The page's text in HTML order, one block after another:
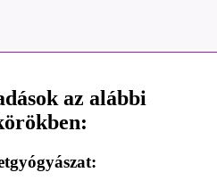
az alábbi